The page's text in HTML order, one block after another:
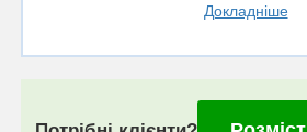
Докладніше